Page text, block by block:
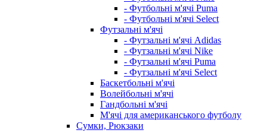
- Футбольні м'ячі Puma
- Футбольні м'ячі Select
Футзальні м'ячі
- Футзальні м'ячі Adidas
- Футзальні м'ячі Nike
- Футзальні м'ячі Puma
- Футзальні м'ячі Select
Баскетбольні м'ячі
Волейбольні м'ячі
Гандбольні м'ячі
М'ячі для американського футболу
Сумки, Рюкзаки